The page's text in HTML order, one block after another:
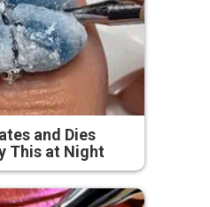
and Dies
This at Night